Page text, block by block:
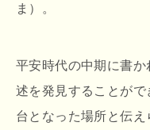
ま）。
平安時代の中期に書か
述を発見することが
台となった場所と伝え